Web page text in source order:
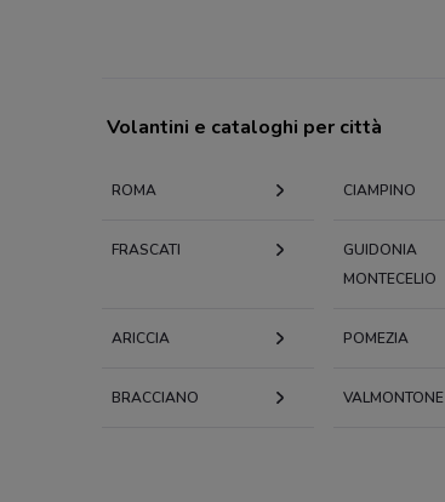
Volantini e cataloghi per città
ROMA CIAMPINO
FRASCATI
GUIDONIA
MONTECELIO
ARICCIA POMEZIA
BRACCIANO VALMONTONE